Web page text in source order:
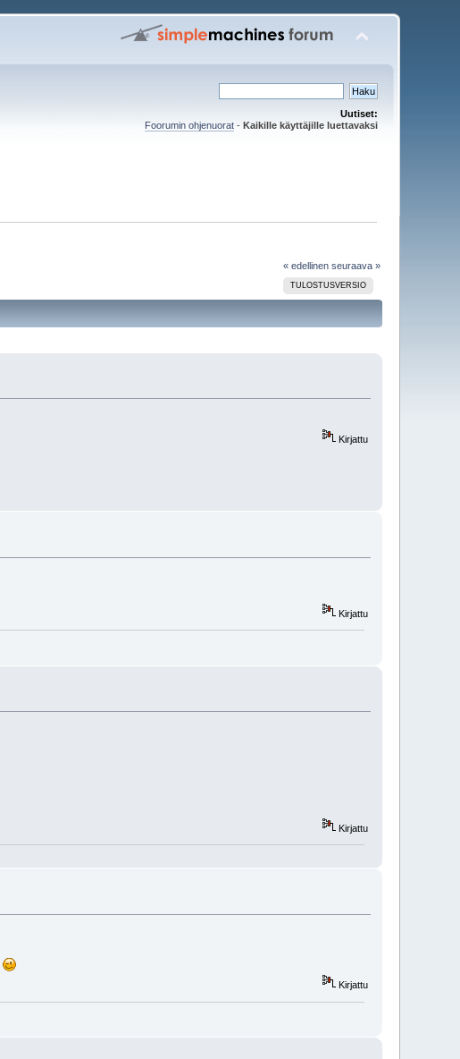
Uutiset:
Foorumin ohjenuorat- Kaikille käyttäjille luettavaksi
« edellinen seuraava »
TULOSTUSVERSIO
Kirjattu
Kirjattu
Kirjattu
Kirjattu